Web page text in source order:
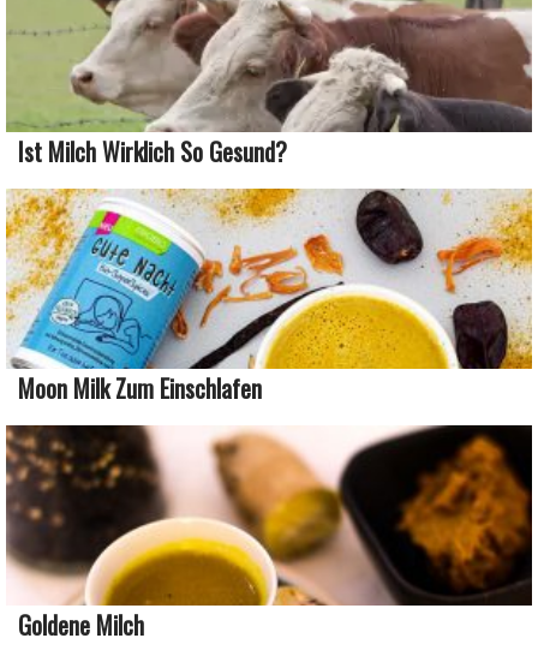
Ist Milch Wirklich So Gesund?
Moon Milk Zum Einschlafen
Goldene Milch